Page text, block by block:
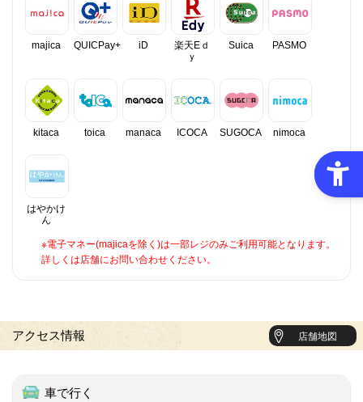
majica QUICPay+ iD
楽天Eｄ
ｙ
Suica PASMO
kitaca toica manaca ICOCA SUGOCA nimoca
はやかけ
ん
※電子マネー(majicaを除く)は一部レジのみご利用可能となります。
詳しくは店舗にお問い合わせください。
アクセス情報 店舗地図
車で行く